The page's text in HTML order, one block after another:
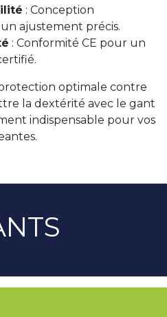
: Conception
ajustement précis.
: Conformité CE pour un
optimale contre
la dextérité avec le gant
indispensable pour vos